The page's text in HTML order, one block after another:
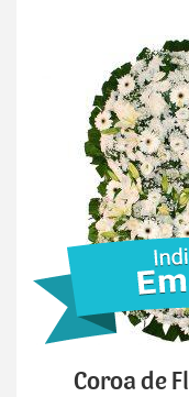
Coroa de